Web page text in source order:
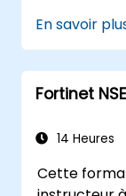
et
afin de
En savoir
Fortinet
14 Heures
Cette